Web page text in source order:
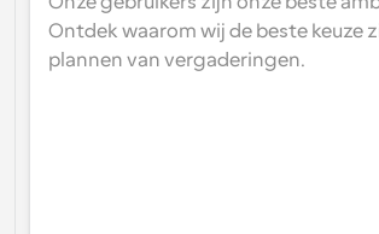
Ontdek waarom wij de beste keuze
plannen van vergaderingen.